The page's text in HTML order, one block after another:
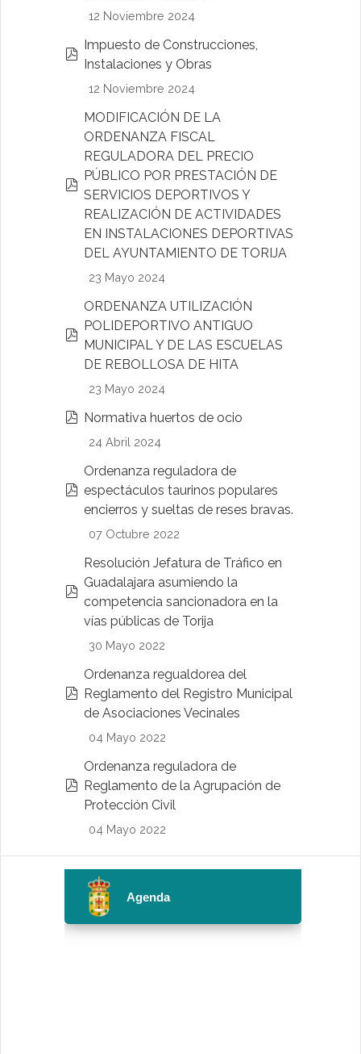
12 Noviembre 2024
p
d
Impuesto de Construcciones,
Instalaciones y Obras
12 Noviembre 2024
p
d
MODIFICACIÓN DE LA
ORDENANZA FISCAL
REGULADORA DEL PRECIO
PÚBLICO POR PRESTACIÓN DE
SERVICIOS DEPORTIVOS Y
REALIZACIÓN DE ACTIVIDADES
EN INSTALACIONES DEPORTIVAS
DEL AYUNTAMIENTO DE TORIJA
23 Mayo 2024
p
d
ORDENANZA UTILIZACIÓN
POLIDEPORTIVO ANTIGUO
MUNICIPAL Y DE LAS ESCUELAS
DE REBOLLOSA DE HITA
23 Mayo 2024
pNormativa huertos de ocio
24 Abril 2024
p
d
Ordenanza reguladora de
espectáculos taurinos populares
encierros y sueltas de reses bravas.
07 Octubre 2022
Resolución Jefatura de Tráfico en
Guadalajara asumiendo la
competencia sancionadora en la
vías públicas de Torija
30 Mayo 2022
p
d
Ordenanza regualdorea del
Reglamento del Registro Municipal
de Asociaciones Vecinales
04 Mayo 2022
p
d
Ordenanza reguladora de
Reglamento de la Agrupación de
Protección Civil
04 Mayo 2022